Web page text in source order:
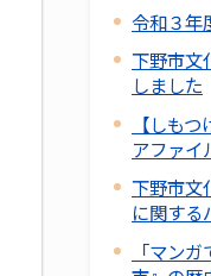
令和３年
下野市文
しました
【しも
アファイ
下野市文
に関する
「マン